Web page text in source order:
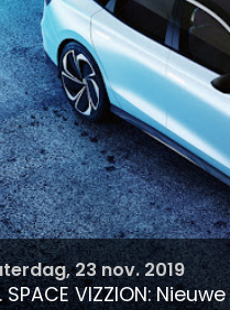
23 nov. 2019
SPACE VIZZION: